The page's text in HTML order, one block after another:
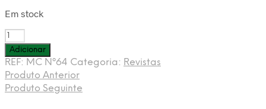
Em stock
Quantidade
de
Mundo
da
Canção
nº
Adicionar
REF: MC Nº64 Categoria: Revistas
Produto Anterior
Produto Seguinte